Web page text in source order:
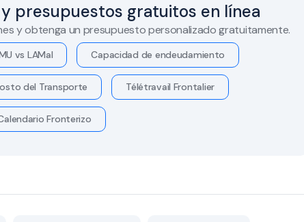
presupuestos gratuitos en línea
y obtenga un presupuesto personalizado gratuitamente.
vs LAMal Capacidad de endeudamiento
del Transporte Télétravail Frontalier
Fronterizo